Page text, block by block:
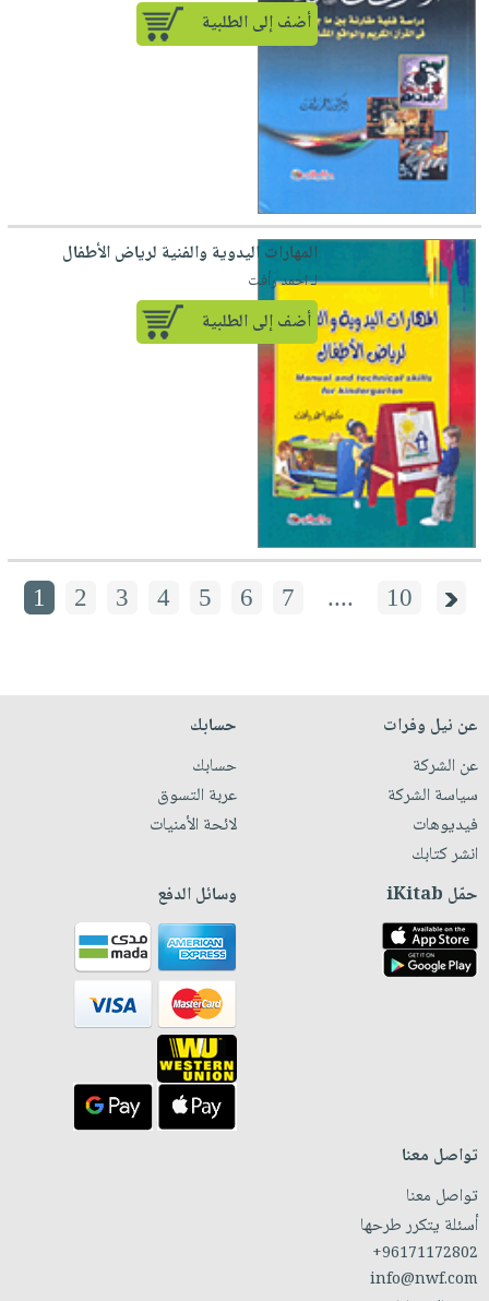
أضف إلى الطلبية
المهارات اليدوية والفنية لرياض الأطفال
لـ احمد رأفت
أضف إلى الطلبية
1 2 3 4 5 6 7 .... 10
عن نيل وفرات
عن الشركة
سياسة الشركة
فيديوهات
انشر كتابك
حسابك
حسابك
عربة التسوق
لائحة الأمنيات
حمّل iKitab وسائل الدفع
تواصل معنا
تواصل معنا
أسئلة يتكرر طرحها
+96171172802
info@nwf.com